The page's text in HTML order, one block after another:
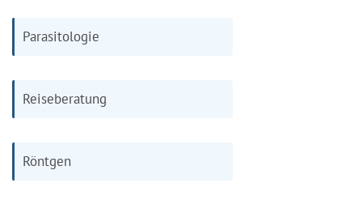
Parasitologie
Reiseberatung
Röntgen